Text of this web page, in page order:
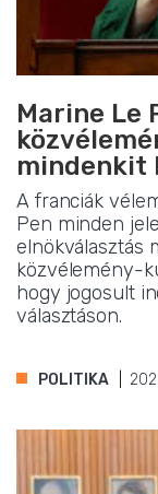
Marine Le
mindenkit
A franciák
Pen minden
elnökválasztás
közvélemény-
hogy jogosult
választáson.
POLITIKA